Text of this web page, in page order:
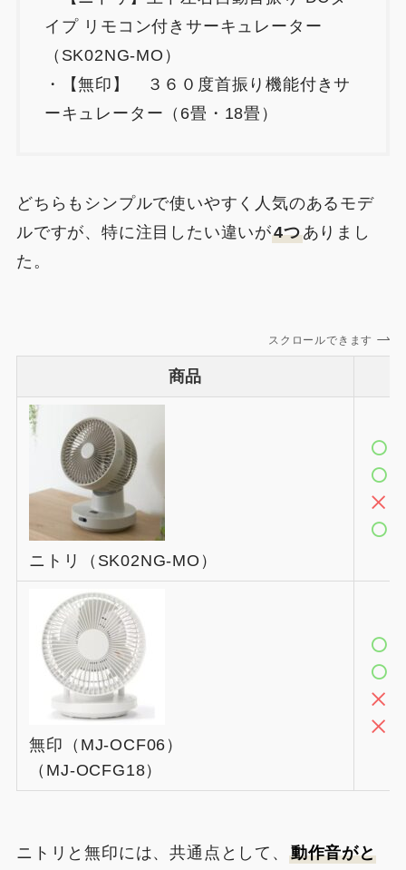
イプ リモコン付きサーキュレーター
（SK02NG-MO）
・【無印】 ３６０度首振り機能付きサ
ーキュレーター（6畳・18畳）
どちらもシンプルで使いやすく人気のあるモデ
ルですが、特に注目したい違いが4つありまし
た。
スクロールできます
商品
ニトリ（SK02NG-MO）
無印（MJ-OCF06）
（MJ-OCFG18）
ニトリと無印には、共通点として、 動作音がと